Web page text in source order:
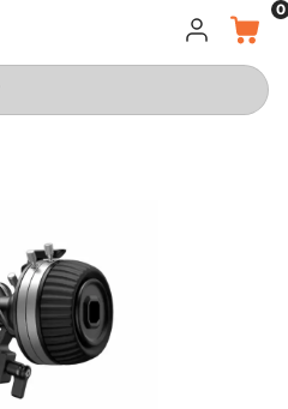
LOGGA IN
KORG
0